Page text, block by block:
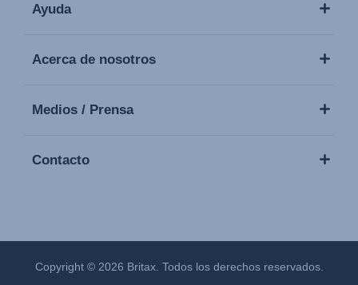
Ayuda
Acerca de nosotros
Medios / Prensa
Contacto
Copyright © 2026 Britax. Todos los derechos reservados.